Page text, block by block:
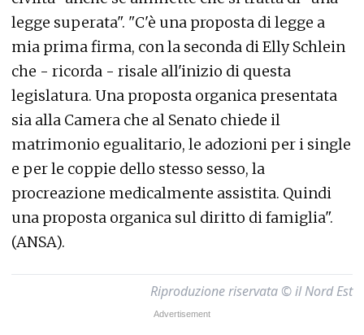
legge superata". "C'è una proposta di legge a
mia prima firma, con la seconda di Elly Schlein
che - ricorda - risale all'inizio di questa
legislatura. Una proposta organica presentata
sia alla Camera che al Senato chiede il
matrimonio egualitario, le adozioni per i single
e per le coppie dello stesso sesso, la
procreazione medicalmente assistita. Quindi
una proposta organica sul diritto di famiglia".
(ANSA).
Riproduzione riservata © il Nord Est